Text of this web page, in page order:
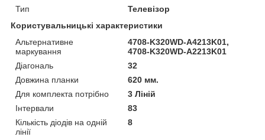
Тип
Телевізор
Користувальницькі характеристики
Альтернативне
маркування
4708-K320WD-A4213K01,
4708-K320WD-A2213K01
Діагональ
32
Довжина планки
620 мм.
Для комплекта потрібно
3 Ліній
Інтервали
83
Кількість діодів на одній
лінії
8